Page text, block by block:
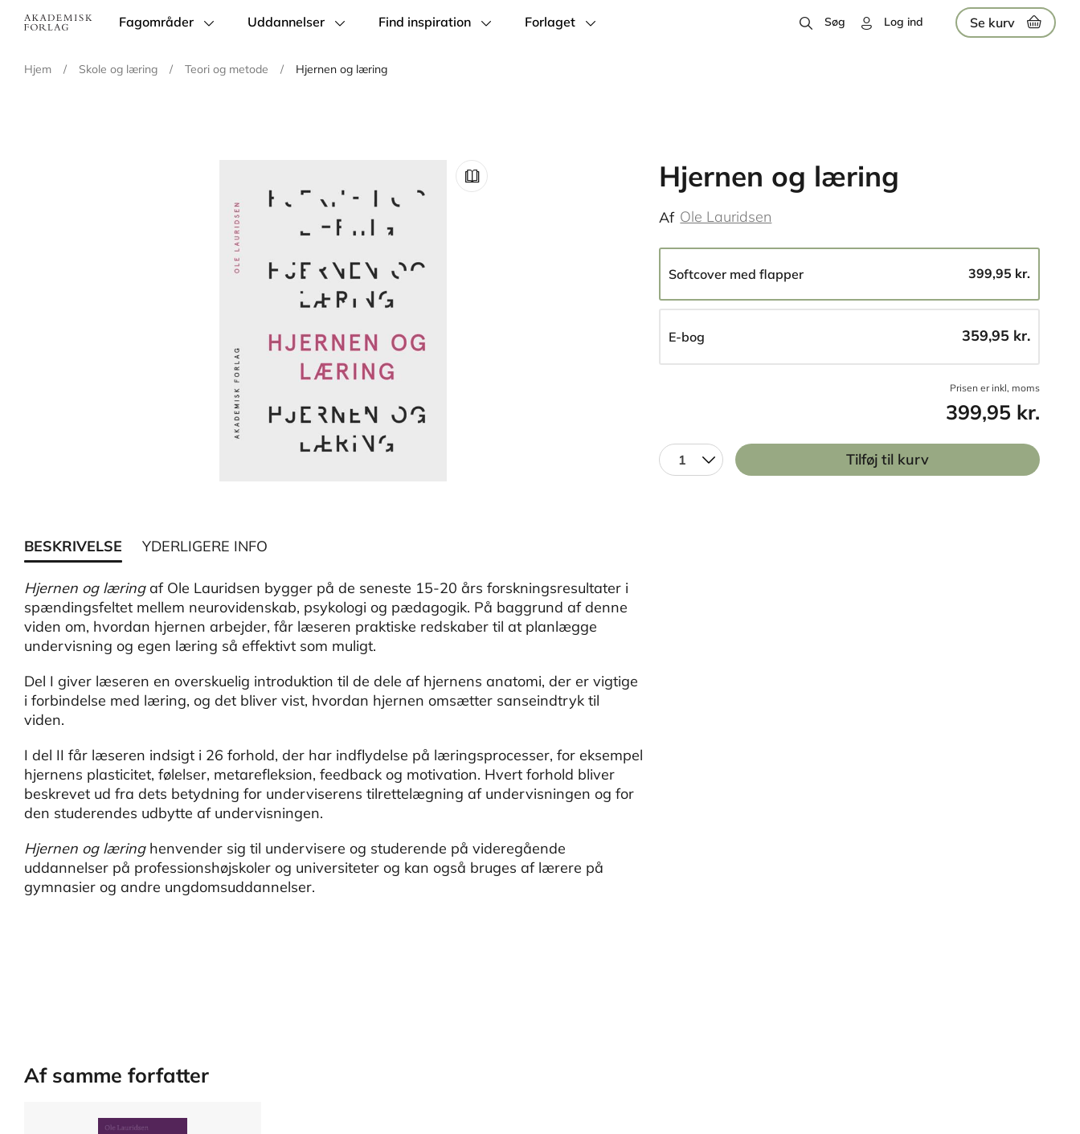
Main
Fagområder Uddannelser Find inspiration Forlaget Søg Log ind Se kurv
Hjem / Skole og læring / Teori og metode / Hjernen og læring
Hjernen og læring
Af Ole Lauridsen
Softcover med flapper 399,95 kr.
E-bog 359,95 kr.
Prisen er inkl, moms
399,95 kr.
1 Tilføj til kurv
BESKRIVELSE YDERLIGERE INFO
Hjernen og læringaf Ole Lauridsen bygger på de seneste 15-20 års forskningsresultater i
spændingsfeltet mellem neurovidenskab, psykologi og pædagogik. På baggrund af denne
viden om, hvordan hjernen arbejder, får læseren praktiske redskaber til at planlægge
undervisning og egen læring så effektivt som muligt.
Del I giver læseren en overskuelig introduktion til de dele af hjernens anatomi, der er vigtige
i forbindelse med læring, og det bliver vist, hvordan hjernen omsætter sanseindtryk til
viden.
I del II får læseren indsigt i 26 forhold, der har indflydelse på læringsprocesser, for eksempel
hjernens plasticitet, følelser, metarefleksion, feedback og motivation. Hvert forhold bliver
beskrevet ud fra dets betydning for underviserens tilrettelægning af undervisningen og for
den studerendes udbytte af undervisningen.
Hjernen og læringhenvender sig til undervisere og studerende på videregående
uddannelser på professionshøjskoler og universiteter og kan også bruges af lærere på
gymnasier og andre ungdomsuddannelser.
Af samme forfatter